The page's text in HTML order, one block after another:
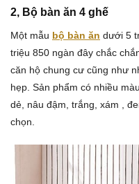
2, Bộ bàn ăn 4 ghế
Một mẫu bộ bàn ăn dưới 5
triệu 850 ngàn đây chắc
căn hộ chung cư cũng như
hẹp. Sản phẩm có nhiều
dẻ, nâu đậm, trắng, xám ,
chọn.